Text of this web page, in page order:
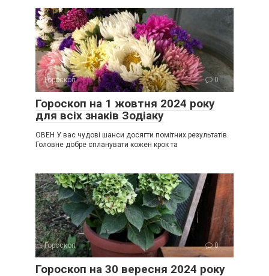
Гороскоп 0
Гороскоп на 1 жовтня 2024 року
для всіх знаків Зодіаку
ОВЕН У вас чудові шанси досягти помітних результатів.
Головне добре спланувати кожен крок та
Гороскоп 0
Гороскоп на 30 вересня 2024 року